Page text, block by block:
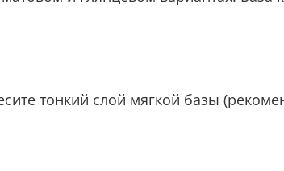
тонкий слой мягкой базы